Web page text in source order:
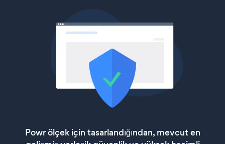
Powr ölçek için tasarlandığından, mevcut en